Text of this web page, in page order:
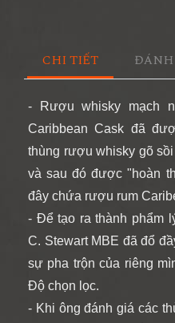
CHI TIẾT ĐÁNH
- Rượu whisky mạch
Caribbean Cask đã
thùng rượu whisky gõ
và sau đó được "hoàn
đây chứa rượu rum
- Để tạo ra thành phẩm
C. Stewart MBE đã đổ
sự pha trộn của riêng
Độ chọn lọc.
- Khi ông đánh giá các